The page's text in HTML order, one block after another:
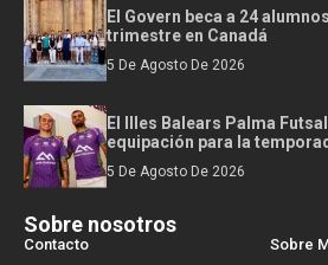
El Govern beca a 24
trimestre en Canadá
5 De Agosto De 2026
El Illes Balears Palma
equipación para la
5 De Agosto De 2026
Sobre nosotros
Contacto Sobre